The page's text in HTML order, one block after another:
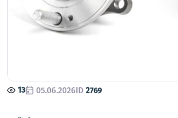
13 05.06.2026ID 2769